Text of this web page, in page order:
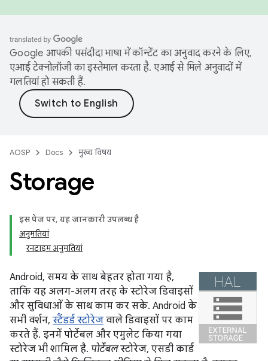
Google आपकी पसंदीदा भाषा में कॉन्टेंट का अनुवाद करने के लिए,
एआई टेक्नोलॉजी का इस्तेमाल करता है. एआई से मिले अनुवादों में
गलतियां हो सकती हैं.
AOSP Docs मुख्य विषय
Storage
इस पेज पर, यह जानकारी उपलब्ध है
अनुमतियां
रनटाइम अनुमतियां
Android, समय के साथ बेहतर होता गया है,
ताकि यह अलग-अलग तरह के स्टोरेज डिवाइसों
और सुविधाओं के साथ काम कर सके. Android के
सभी वर्शन, स्टैंडर्ड स्टोरेज वाले डिवाइसों पर काम
करते हैं. इनमें पोर्टेबल और एमुलेट किया गया
स्टोरेज भी शामिल है. पोर्टेबलस्टोरेज, एसडी कार्ड